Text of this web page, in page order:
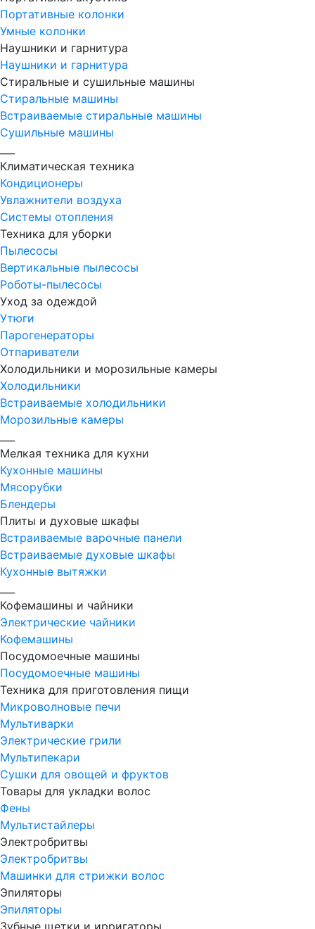
Портативные колонки
Умные колонки
Наушники и гарнитура
Наушники и гарнитура
Стиральные и сушильные машины
Стиральные машины
Встраиваемые стиральные машины
Сушильные машины
Климатическая техника
Кондиционеры
Увлажнители воздуха
Системы отопления
Техника для уборки
Пылесосы
Вертикальные пылесосы
Роботы-пылесосы
Уход за одеждой
Утюги
Парогенераторы
Отпариватели
Холодильники и морозильные камеры
Холодильники
Встраиваемые холодильники
Морозильные камеры
Мелкая техника для кухни
Кухонные машины
Мясорубки
Блендеры
Плиты и духовые шкафы
Встраиваемые варочные панели
Встраиваемые духовые шкафы
Кухонные вытяжки
Кофемашины и чайники
Электрические чайники
Кофемашины
Посудомоечные машины
Посудомоечные машины
Техника для приготовления пищи
Микроволновые печи
Мультиварки
Электрические грили
Мультипекари
Сушки для овощей и фруктов
Товары для укладки волос
Фены
Мультистайлеры
Электробритвы
Электробритвы
Машинки для стрижки волос
Эпиляторы
Эпиляторы